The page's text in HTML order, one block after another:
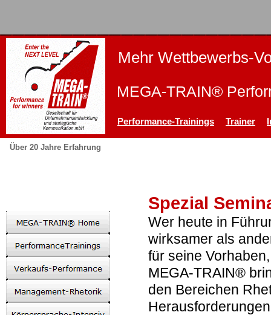
Mehr Wettbewerbs-
MEGA-TRAIN®
Performance-Trainings Trainer
Über 20 Jahre Erfahrung
Spezial
Wer heute in
wirksamer als
für seine
MEGA-TRAIN®
den Bereichen